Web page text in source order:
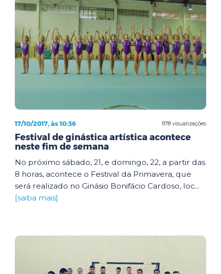
978 visualizações
17/10/2017, às 10:36
Festival de ginástica artística acontece
neste fim de semana
No próximo sábado, 21, e domingo, 22, a partir das
8 horas, acontece o Festival da Primavera, que
será realizado no Ginásio Bonifácio Cardoso, loc...
[saiba mais]